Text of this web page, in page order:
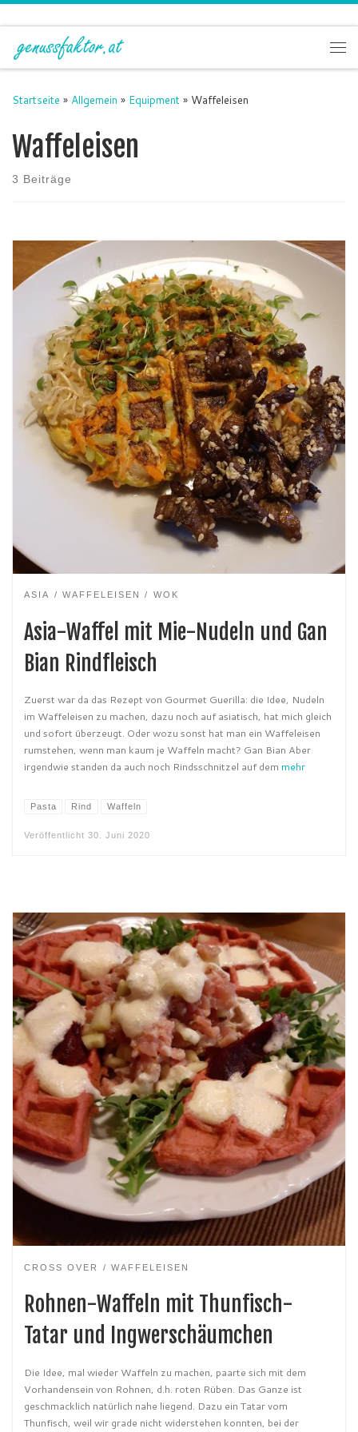
Zum Inhalt springen
Startseite » Allgemein » Equipment » Waffeleisen
Waffeleisen
3 Beiträge
ASIA WAFFELEISEN WOK
Asia-Waffel mit Mie-Nudeln und Gan
Bian Rindfleisch
Zuerst war da das Rezept von Gourmet Guerilla: die Idee, Nudeln
im Waffeleisen zu machen, dazu noch auf asiatisch, hat mich gleich
und sofort überzeugt. Oder wozu sonst hat man ein Waffeleisen
rumstehen, wenn man kaum je Waffeln macht? Gan Bian Aber
irgendwie standen da auch noch Rindsschnitzel auf dem mehr
Pasta Rind Waffeln
Veröffentlicht 30. Juni 2020
CROSS OVER WAFFELEISEN
Rohnen-Waffeln mit Thunfisch-
Tatar und Ingwerschäumchen
Die Idee, mal wieder Waffeln zu machen, paarte sich mit dem
Vorhandensein von Rohnen, d.h. roten Rüben. Das Ganze ist
geschmacklich natürlich nahe liegend. Dazu ein Tatar vom
Thunfisch, weil wir grade nicht widerstehen konnten, bei der